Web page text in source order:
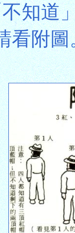
知道
看附圖